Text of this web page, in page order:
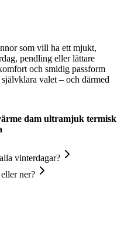
som vill ha ett mjukt,
pendling eller lättare
och smidig passform
valet – och därmed
dam ultramjuk termisk
vinterdagar?
ner?